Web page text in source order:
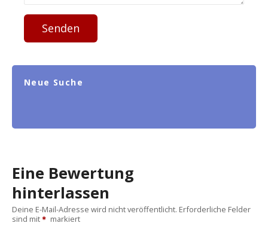
Senden
Neue Suche
Eine Bewertung
hinterlassen
Deine E-Mail-Adresse wird nicht veröffentlicht. Erforderliche Felder
sind mit
markiert